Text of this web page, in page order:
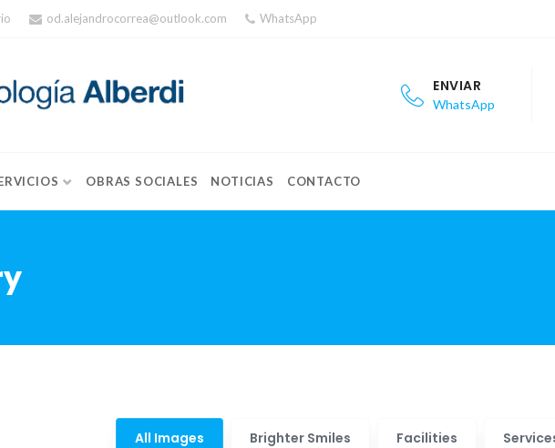
od.alejandrocorrea@outlook.com WhatsApp
ENVIAR
WhatsApp
OBRAS SOCIALES NOTICIAS CONTACTO
All Images Brighter Smiles Facilities